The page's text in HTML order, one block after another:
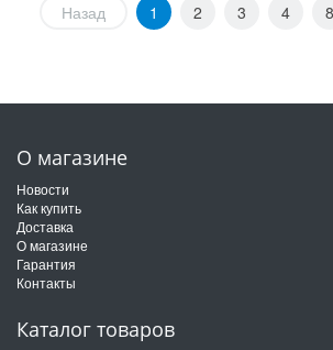
Назад 1 2 3 4 8
О магазине
Новости
Как купить
Доставка
О магазине
Гарантия
Контакты
Каталог товаров